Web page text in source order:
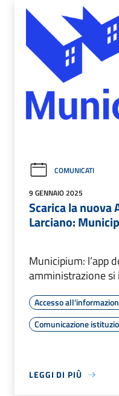
COMUNICATI
9 GENNAIO 2025
Scarica la nuova
Larciano:
Municipium: l’app
amministrazione
Accesso
Comunicazione
LEGGI DI PIÙ